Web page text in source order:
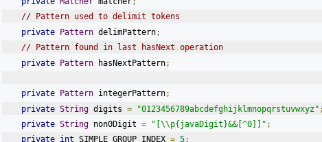
// Pattern used to delimit tokens
private Pattern delimPattern;
// Pattern found in last hasNext operation
private Pattern hasNextPattern;
private Pattern integerPattern;
private String digits = "0123456789abcdefghijklmnopqrstuvwxyz"
private String non0Digit = "[\\p{javaDigit}&&[^0]]" ;
private int SIMPLE_GROUP_INDEX = 5;